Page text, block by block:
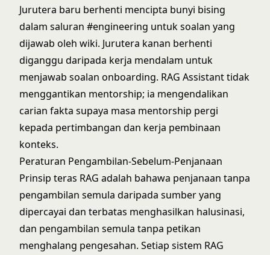
Jurutera baru berhenti mencipta bunyi bising
dalam saluran #engineering untuk soalan yang
dijawab oleh wiki. Jurutera kanan berhenti
diganggu daripada kerja mendalam untuk
menjawab soalan onboarding. RAG Assistant tidak
menggantikan mentorship; ia mengendalikan
carian fakta supaya masa mentorship pergi
kepada pertimbangan dan kerja pembinaan
konteks.
Peraturan Pengambilan-Sebelum-Penjanaan
Prinsip teras RAG adalah bahawa penjanaan tanpa
pengambilan semula daripada sumber yang
dipercayai dan terbatas menghasilkan halusinasi,
dan pengambilan semula tanpa petikan
menghalang pengesahan. Setiap sistem RAG